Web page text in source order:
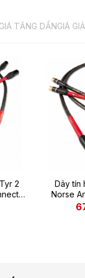
GIÁ TĂNG DẦNGIÁ
2
Dây tín
Norse